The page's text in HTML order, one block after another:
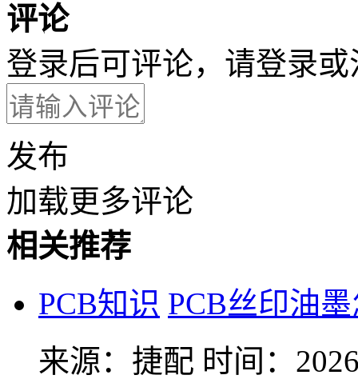
评论
登录后可评论，请登录或
发布
加载更多评论
相关推荐
PCB知识 PCB丝印油
来源：捷配 时间：